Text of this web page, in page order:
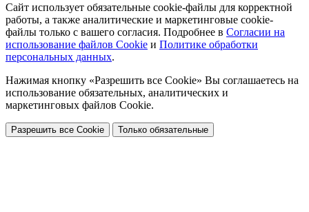
Сайт использует обязательные cookie-файлы для корректной
работы, а также аналитические и маркетинговые cookie-
файлы только с вашего согласия. Подробнее в Согласии на
использование файлов Cookie и Политике обработки
персональных данных.
Нажимая кнопку «Разрешить все Cookie» Вы соглашаетесь на
использование обязательных, аналитических и
маркетинговых файлов Cookie.
Разрешить все Cookie Только обязательные